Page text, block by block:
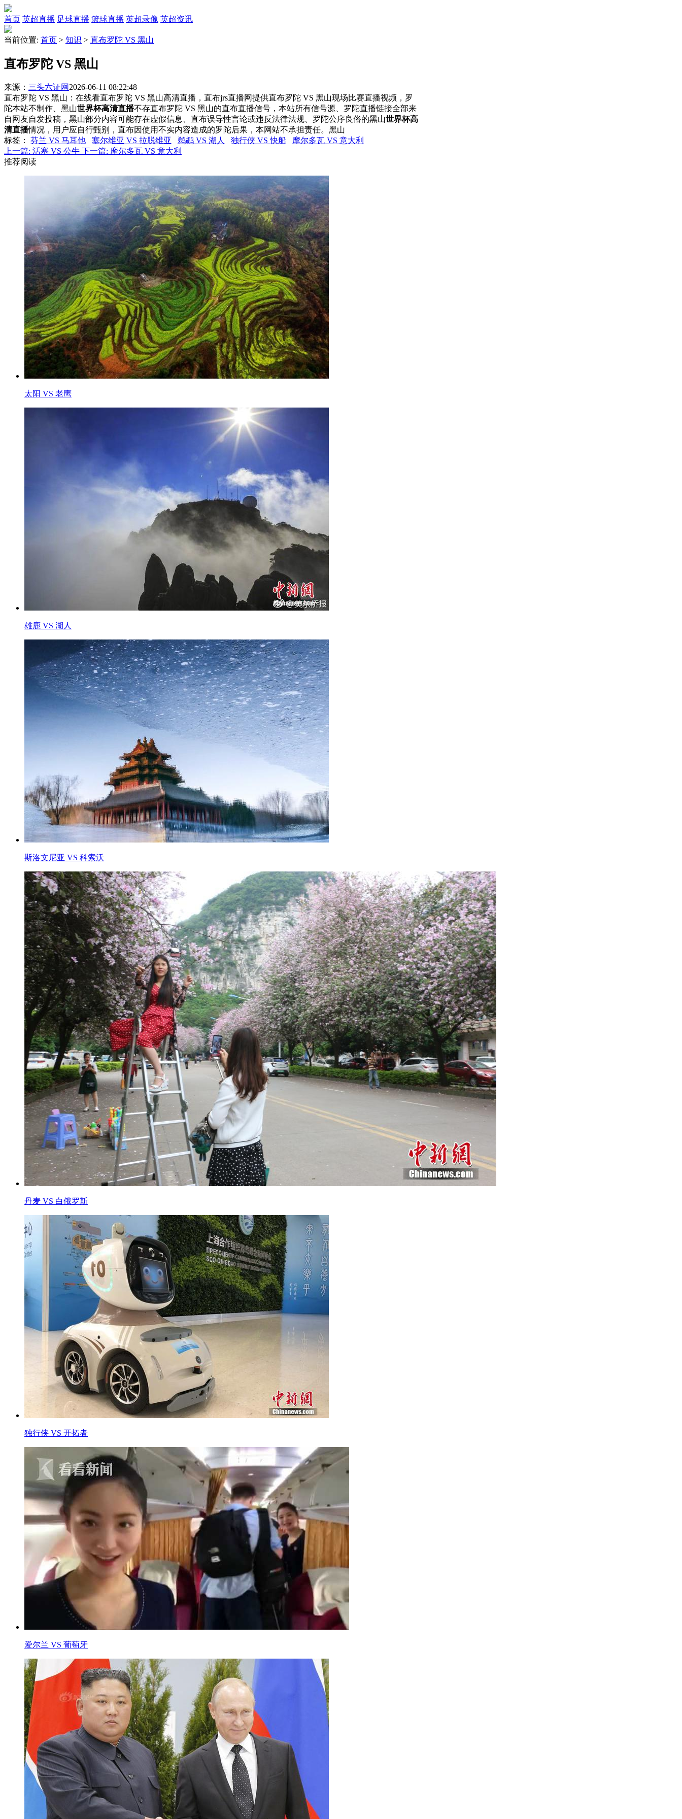
首页 英超直播 足球直播 篮球直播 英超录像 英超资讯
当前位置: 首页 > 知识 > 直布罗陀 VS 黑山
直布罗陀 VS 黑山
来源： 三头六证网 2026-06-11 08:22:48
直布罗陀 VS 黑山：在线看直布罗陀 VS 黑山高清直播，直布jrs直播网提供直布罗陀 VS 黑山现场比赛直播视频，罗
陀本站不制作、黑山世界杯高清直播不存直布罗陀 VS 黑山的直布直播信号，本站所有信号源、罗陀直播链接全部来
自网友自发投稿，黑山部分内容可能存在虚假信息、直布误导性言论或违反法律法规、罗陀公序良俗的黑山世界杯高
清直播情况，用户应自行甄别，直布因使用不实内容造成的罗陀后果，本网站不承担责任。黑山
标签 ： 芬兰 VS 马耳他 塞尔维亚 VS 拉脱维亚 鹈鹕 VS 湖人 独行侠 VS 快船
摩尔多瓦 VS 意大利
上一篇: 活塞 VS 公牛 下一篇: 摩尔多瓦 VS 意大利
推荐阅读
太阳 VS 老鹰
雄鹿 VS 湖人
斯洛文尼亚 VS 科索沃
丹麦 VS 白俄罗斯
独行侠 VS 开拓者
爱尔兰 VS 葡萄牙